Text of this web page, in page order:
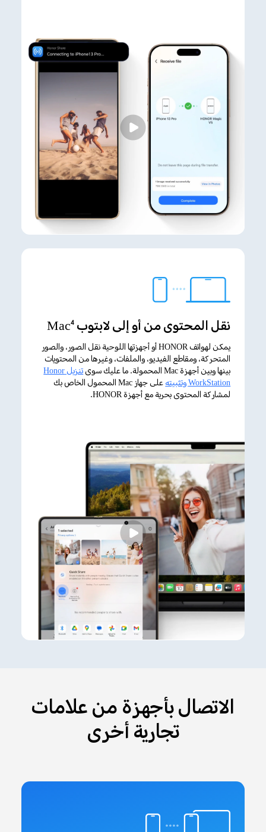
نقل المحتوى من أو إلى لابتوب Mac 4
يمكن لهواتف HONOR أو أجهزتها اللوحية نقل الصور، والصور
المتحركة، ومقاطع الفيديو، والملفات، وغيرها من المحتويات
بينها وبين أجهزة Mac المحمولة. ما عليك سوى
تنزيل Honor
WorkStation وتثبيته
على جهاز Mac المحمول الخاص بك
لمشاركة المحتوى بحرية مع أجهزة HONOR.
الاتصال بأجهزة من علامات
تجارية أخرى